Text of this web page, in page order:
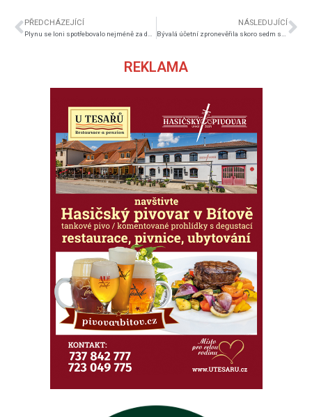
PŘEDCHÁZEJÍCÍ NÁSLEDUJÍCÍ
REKLAMA